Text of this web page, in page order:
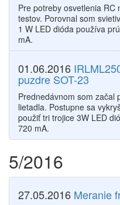
Pre potreby osvetlenia RC
testov. Porovnal som
1 W LED dióda používa
mA.
01.06.2016
puzdre SOT-23
Prednedávnom som začal
lietadla. Postupne sa
použiť tri trojice 3W LED
720 mA.
5/2016
27.05.2016 Meranie